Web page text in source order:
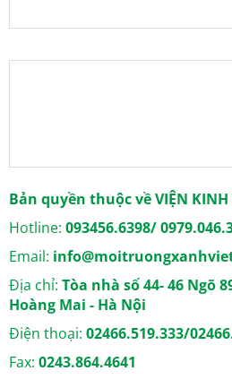
Bản quyền thuộc về VIỆN KINH
Hotline: 093456.6398/
Email:
Địa chỉ: Tòa nhà số 44- 46 Ngõ
Hoàng Mai - Hà Nội
Điện thoại: 02466.519.333/
Fax: 0243.864.4641